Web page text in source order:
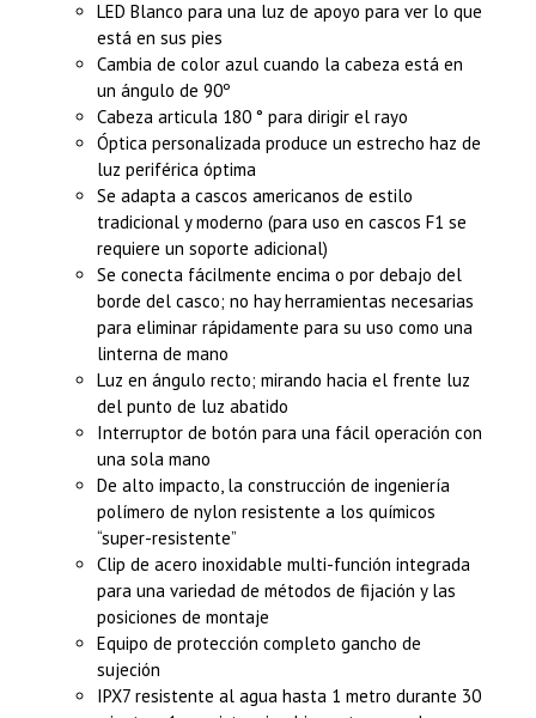
LED Blanco para una luz de apoyo para ver lo que
está en sus pies
Cambia de color azul cuando la cabeza está en
un ángulo de 90º
Cabeza articula 180 ° para dirigir el rayo
Óptica personalizada produce un estrecho haz de
luz periférica óptima
Se adapta a cascos americanos de estilo
tradicional y moderno (para uso en cascos F1 se
requiere un soporte adicional)
Se conecta fácilmente encima o por debajo del
borde del casco; no hay herramientas necesarias
para eliminar rápidamente para su uso como una
linterna de mano
Luz en ángulo recto; mirando hacia el frente luz
del punto de luz abatido
Interruptor de botón para una fácil operación con
una sola mano
De alto impacto, la construcción de ingeniería
polímero de nylon resistente a los químicos
“super-resistente”
Clip de acero inoxidable multi-función integrada
para una variedad de métodos de fijación y las
posiciones de montaje
Equipo de protección completo gancho de
sujeción
IPX7 resistente al agua hasta 1 metro durante 30